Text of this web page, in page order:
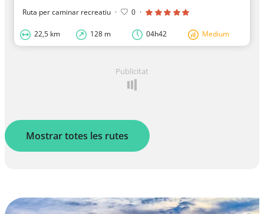
Ruta per caminar recreatiu · 0 ·
22,5 km 128 m 04h42 Medium
Publicitat
Mostrar totes les rutes